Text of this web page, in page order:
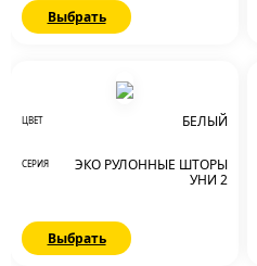
Выбрать
ЦВЕТ БЕЛЫЙ
СЕРИЯ
ЭКО РУЛОННЫЕ ШТОРЫ
УНИ 2
Выбрать